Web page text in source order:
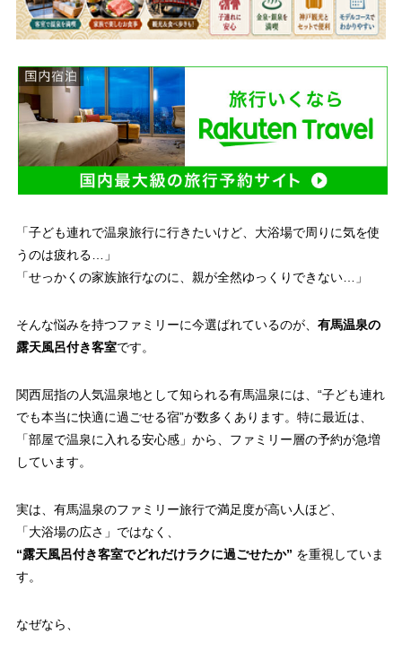
「子ども連れで温泉旅行に行きたいけど、大浴場で周りに気を使
うのは疲れる…」
「せっかくの家族旅行なのに、親が全然ゆっくりできない…」
そんな悩みを持つファミリーに今選ばれているのが、 有馬温泉の
露天風呂付き客室です。
関西屈指の人気温泉地として知られる有馬温泉には、“子ども連れ
でも本当に快適に過ごせる宿”が数多くあります。特に最近は、
「部屋で温泉に入れる安心感」から、ファミリー層の予約が急増
しています。
実は、有馬温泉のファミリー旅行で満足度が高い人ほど、
「大浴場の広さ」ではなく、
“露天風呂付き客室でどれだけラクに過ごせたか” を重視していま
す。
なぜなら、